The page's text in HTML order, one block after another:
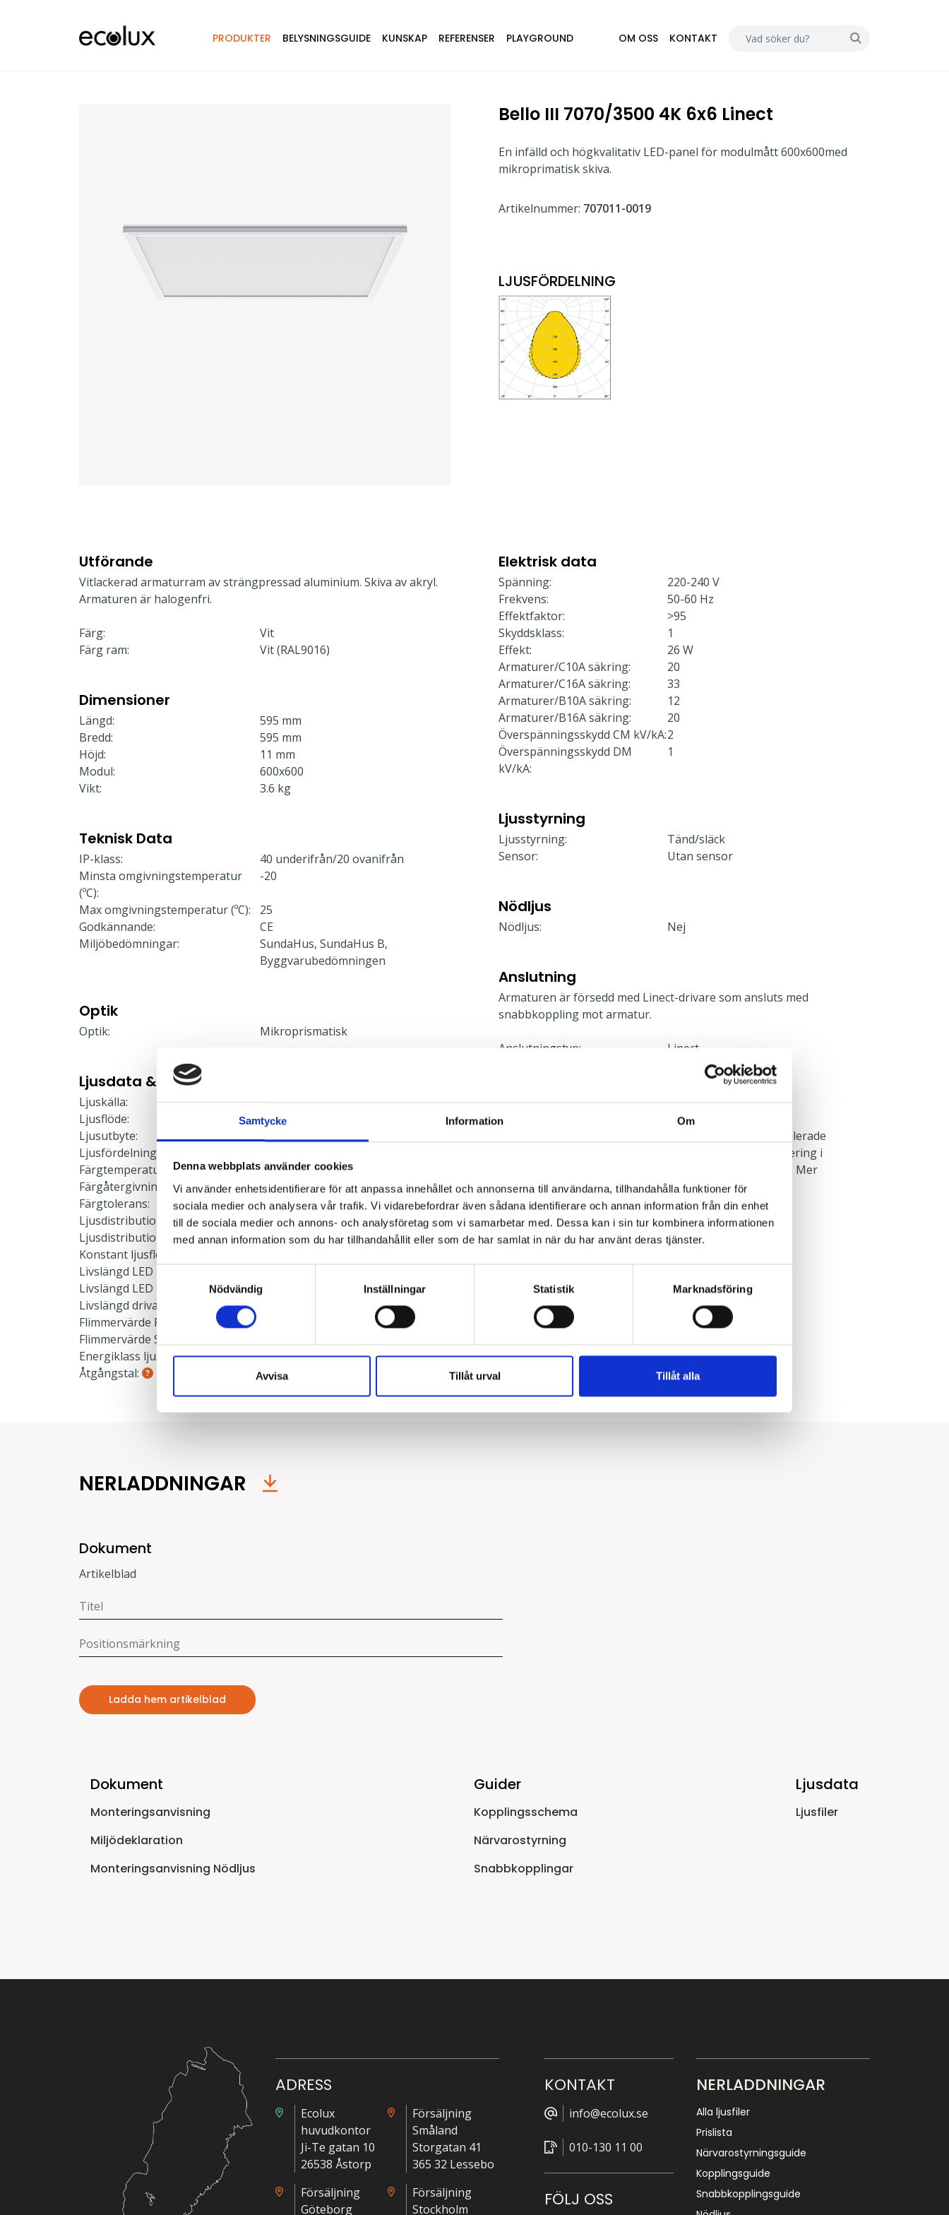
Samtycke Information Om
Denna webbplats använder cookies
Vi använder enhetsidentifierare för att anpassa innehållet och annonserna till användarna, tillhandahålla funktioner för
sociala medier och analysera vår trafik. Vi vidarebefordrar även sådana identifierare och annan information från din enhet
till de sociala medier och annons- och analysföretag som vi samarbetar med. Dessa kan i sin tur kombinera informationen
med annan information som du har tillhandahållit eller som de har samlat in när du har använt deras tjänster.
Nödvändig
Inställningar Statistik Marknadsföring
Avvisa Tillåt urval Tillåt alla
PRODUKTER BELYSNINGSGUIDE KUNSKAP REFERENSER PLAYGROUND OM OSS KONTAKT
Bello III 7070/3500 4K 6x6 Linect
En infälld och högkvalitativ LED-panel för modulmått 600x600med
mikroprimatisk skiva.
Artikelnummer: 707011-0019
LJUSFÖRDELNING
Utförande
Vitlackerad armaturram av strängpressad aluminium. Skiva av akryl.
Armaturen är halogenfri.
Färg:
Vit
Färg ram:
Vit (RAL9016)
Dimensioner
Längd:
595 mm
Bredd:
595 mm
Höjd:
11 mm
Modul:
600x600
Vikt:
3.6 kg
Teknisk Data
IP-klass:
40 underifrån/20 ovanifrån
Minsta omgivningstemperatur
(ºC):
-20
Max omgivningstemperatur (ºC):
25
Godkännande:
CE
Miljöbedömningar:
SundaHus, SundaHus B,
Byggvarubedömningen
Optik
Optik: Mikroprismatisk
Ljusdata & Prestanda
Ljuskälla:
LED-modul
Ljusflöde:
3548 lm
Ljusutbyte:
134 lm/W
Ljusfördelning:
Färgtemperatur:
4000 K
Färgåtergivning:
≥80
Färgtolerans:
≤3 SDCM
Ljusdistribution upp:
0 %
Ljusdistribution ner:
100 %
Konstant ljusflöde:
Livslängd LED L90:
Livslängd LED L80:
100000 h
Livslängd drivare:
Flimmervärde PstLm:
Flimmervärde SVM:
Energiklass ljuskälla:
D
Åtgångstal:
0.035
Elektrisk data
Spänning:
220-240 V
Frekvens:
50-60 Hz
Effektfaktor:
>95
Skyddsklass:
1
Effekt:
26 W
Armaturer/C10A säkring:
20
Armaturer/C16A säkring:
33
Armaturer/B10A säkring:
12
Armaturer/B16A säkring:
20
Överspänningsskydd CM kV/kA:2
Överspänningsskydd DM
kV/kA:
1
Ljusstyrning
Ljusstyrning:
Tänd/släck
Sensor:
Utan sensor
Nödljus
Nödljus: Nej
Anslutning
Armaturen är försedd med Linect-drivare som ansluts med
snabbkoppling mot armatur.
Anslutningstyp: Linect
Montage
För montage i undertak med T24 bärverk. Minsta
monteringshöjd är 90 mm. Godkänd för montage i ventilerade
undertak. Inbyggnadsram finns som tillbehör för montering i
fast tak. För IP44 underifrån finns tillbehöret IP44 skiva. Mer
information finns i monteringsanvisningen.
Typ av montage: Infällt
NERLADDNINGAR
Dokument
Artikelblad
Ladda hem artikelblad
Dokument
Monteringsanvisning
Miljödeklaration
Monteringsanvisning Nödljus
Guider
Kopplingsschema
Närvarostyrning
Snabbkopplingar
Ljusdata
Ljusfiler
ADRESS
Ecolux
huvudkontor
Ji-Te gatan 10
26538 Åstorp
Försäljning
Småland
Storgatan 41
365 32 Lessebo
Försäljning
Göteborg
Försäljning
Stockholm
KONTAKT
info@ecolux.se
010-130 11 00
FÖLJ OSS
NERLADDNINGAR
Alla ljusfiler
Prislista
Närvarostyrningsguide
Kopplingsguide
Snabbkopplingsguide